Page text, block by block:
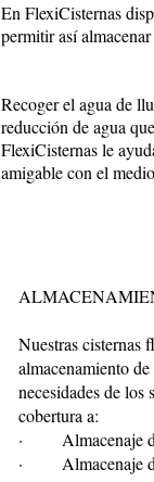
En FlexiCisternas
permitir así
Recoger el agua de
reducción de agua
FlexiCisternas le
amigable con el
Nuestras cisternas
almacenamiento
necesidades de
cobertura a:
· Almacenaje
· Almacenaje de